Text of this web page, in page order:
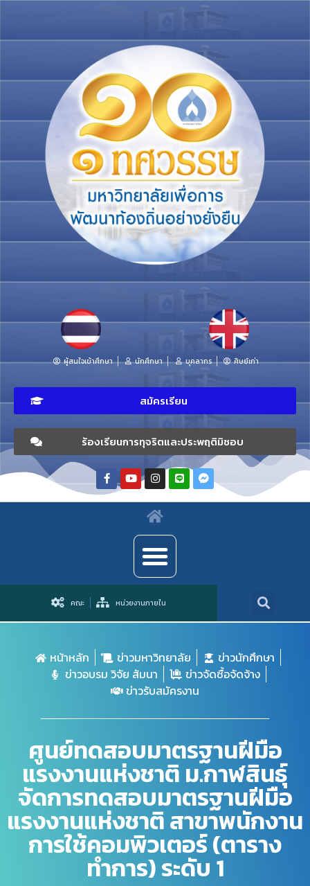
ผู้สนใจเข้าศึกษา นักศึกษา บุคลากร ศิษย์เก่า
สมัครเรียน
ร้องเรียนการทุจริตและประพฤติมิชอบ
คณะ หน่วยงานภายใน
หน้าหลัก ข่าวมหาวิทยาลัย
ข่าวนักศึกษา
ข่าวอบรม วิจัย สัมนา
ข่าวจัดซื้อจัดจ้าง
ข่าวรับสมัครงาน
ศูนย์ทดสอบมาตรฐานฝีมือ
แรงงานแห่งชาติ ม.กาฬสินธุ์
จัดการทดสอบมาตรฐานฝีมือ
แรงงานแห่งชาติ สาขาพนักงาน
การใช้คอมพิวเตอร์ (ตาราง
ทำการ) ระดับ 1